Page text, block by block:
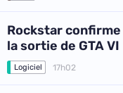
Rockstar
la sortie de GTA VI
Logiciel 17h02